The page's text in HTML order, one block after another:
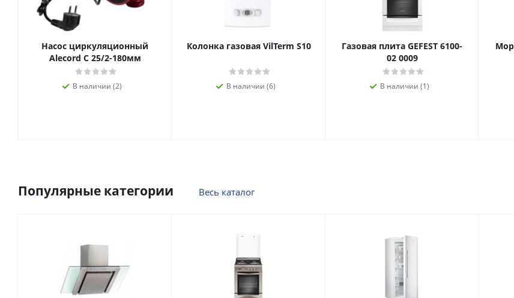
Насос циркуляционный
Alecord C 25/2-180мм
В наличии (2)
Колонка газовая VilTerm S10
В наличии (6)
Газовая плита GEFEST 6100-
02 0009
В наличии (1)
Популярные категории Весь каталог